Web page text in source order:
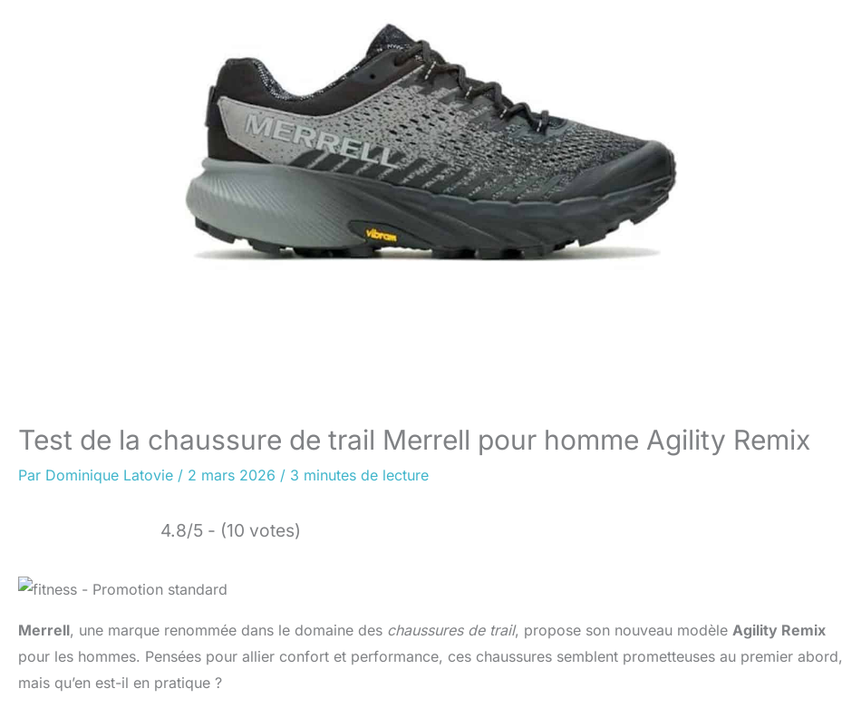
Test de la chaussure de trail Merrell pour homme Agility Remix
Par Dominique Latovie / 2 mars 2026 / 3 minutes de lecture
4.8/5 - (10 votes)
Merrell, une marque renommée dans le domaine des chaussures de trail, propose son nouveau modèle Agility Remix
pour les hommes. Pensées pour allier confort et performance, ces chaussures semblent prometteuses au premier abord,
mais qu’en est-il en pratique ?